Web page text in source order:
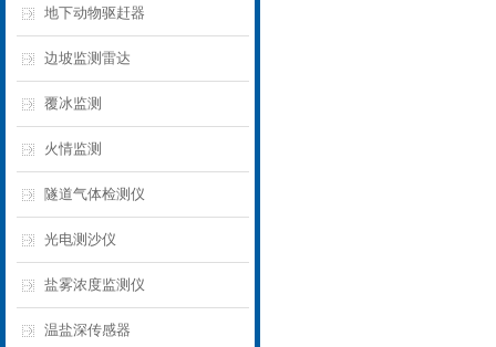
地下动物驱赶器
边坡监测雷达
覆冰监测
火情监测
隧道气体检测仪
光电测沙仪
盐雾浓度监测仪
温盐深传感器